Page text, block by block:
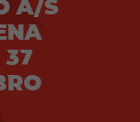
A/S
37